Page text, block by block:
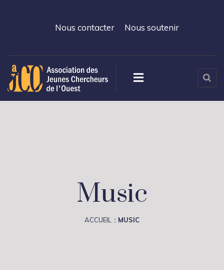
Nous contacter Nous soutenir
Music
ACCUEIL MUSIC